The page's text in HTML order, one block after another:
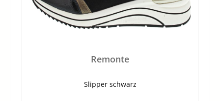
Remonte
Slipper schwarz